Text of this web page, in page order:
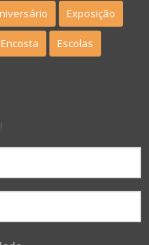
Exposição
Encosta Escolas